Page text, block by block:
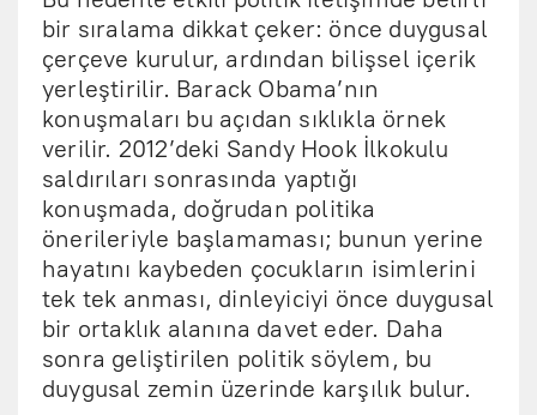
bir sıralama dikkat çeker: önce duygusal
çerçeve kurulur, ardından bilişsel içerik
yerleştirilir. Barack Obama’nın
konuşmaları bu açıdan sıklıkla örnek
verilir. 2012’deki Sandy Hook İlkokulu
saldırıları sonrasında yaptığı
konuşmada, doğrudan politika
önerileriyle başlamaması; bunun yerine
hayatını kaybeden çocukların isimlerini
tek tek anması, dinleyiciyi önce duygusal
bir ortaklık alanına davet eder. Daha
sonra geliştirilen politik söylem, bu
duygusal zemin üzerinde karşılık bulur.